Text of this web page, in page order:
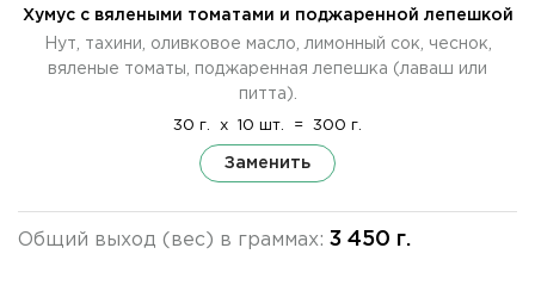
Хумус с вялеными томатами и поджаренной лепешкой
Нут, тахини, оливковое масло, лимонный сок, чеснок,
вяленые томаты, поджаренная лепешка (лаваш или
питта).
30 г. x 10 шт. = 300 г.
Заменить
Общий выход (вес) в граммах: 3 450 г.